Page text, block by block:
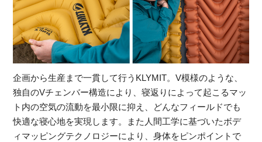
企画から生産まで一貫して行うKLYMIT。V模様のような、
独自のVチェンバー構造により、寝返りによって起こるマッ
ト内の空気の流動を最小限に抑え、どんなフィールドでも
快適な寝心地を実現します。また人間工学に基づいたボデ
ィマッピングテクノロジーにより、身体をピンポイントで